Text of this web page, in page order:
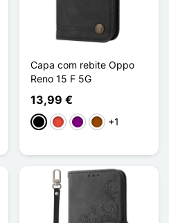
Capa com rebite Oppo
Reno 15 F 5G
13,99 €
PretoVermelho
PúrpuraCastanho
+1